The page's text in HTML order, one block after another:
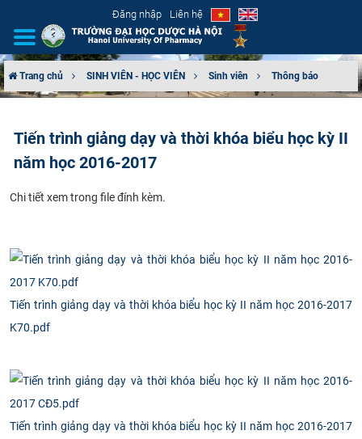
Đăng nhập Liên hệ
CƠ CẤU TỔ CHỨC
ĐẢM BẢO CHẤT LƯỢNG
KHOA HỌC CÔNG NGHỆ
CỰU NGƯỜI HỌC
Trang chủ SINH VIÊN - HỌC VIÊN Sinh viên Thông báo
Tiến trình giảng dạy và thời khóa biểu học kỳ II
năm học 2016-2017
​Chi tiết xem trong file ​đính kèm.
Tiến trình giảng dạy và thời khóa biểu học kỳ II năm học 2016-2017
K70.pdf
Tiến trình giảng dạy và thời khóa biểu học kỳ II năm học 2016-2017